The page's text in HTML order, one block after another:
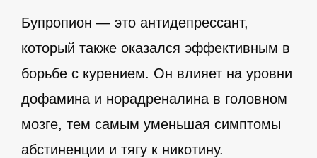
Бупропион — это антидепрессант,
который также оказался эффективным в
борьбе с курением. Он влияет на уровни
дофамина и норадреналина в головном
мозге, тем самым уменьшая симптомы
абстиненции и тягу к никотину.